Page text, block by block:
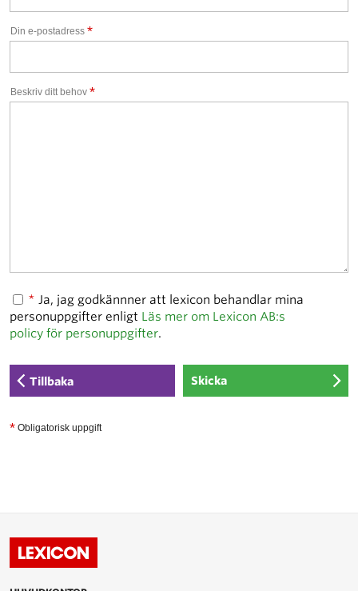
Din e-postadress *
Beskriv ditt behov *
* Ja, jag godkännner att lexicon behandlar mina
personuppgifter enligt Läs mer om Lexicon AB:s
policy för personuppgifter.
Tillbaka
* Obligatorisk uppgift